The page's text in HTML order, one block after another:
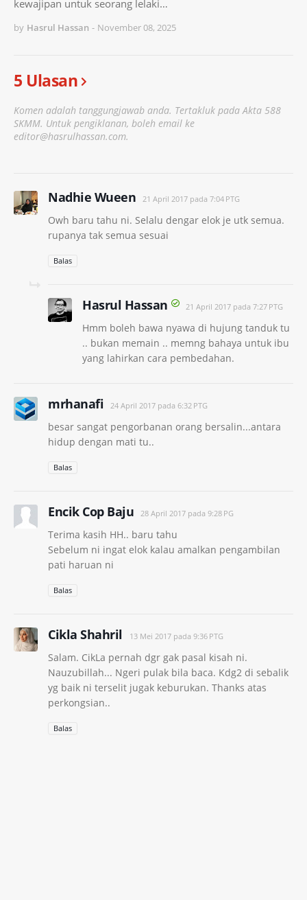
kewajipan untuk seorang lelaki…
by Hasrul Hassan - November 08, 2025
5 Ulasan
Komen adalah tanggungjawab anda. Tertakluk pada Akta 588
SKMM. Untuk pengiklanan, boleh email ke
editor@hasrulhassan.com.
Nadhie Wueen 21 April 2017 pada 7:04 PTG
Owh baru tahu ni. Selalu dengar elok je utk semua.
rupanya tak semua sesuai
Balas
Hasrul Hassan 21 April 2017 pada 7:27 PTG
Hmm boleh bawa nyawa di hujung tanduk tu
.. bukan memain .. memng bahaya untuk ibu
yang lahirkan cara pembedahan.
mrhanafi 24 April 2017 pada 6:32 PTG
besar sangat pengorbanan orang bersalin...antara
hidup dengan mati tu..
Balas
Encik Cop Baju 28 April 2017 pada 9:28 PG
Terima kasih HH.. baru tahu
Sebelum ni ingat elok kalau amalkan pengambilan
pati haruan ni
Balas
Cikla Shahril 13 Mei 2017 pada 9:36 PTG
Salam. CikLa pernah dgr gak pasal kisah ni.
Nauzubillah... Ngeri pulak bila baca. Kdg2 di sebalik
yg baik ni terselit jugak keburukan. Thanks atas
perkongsian..
Balas